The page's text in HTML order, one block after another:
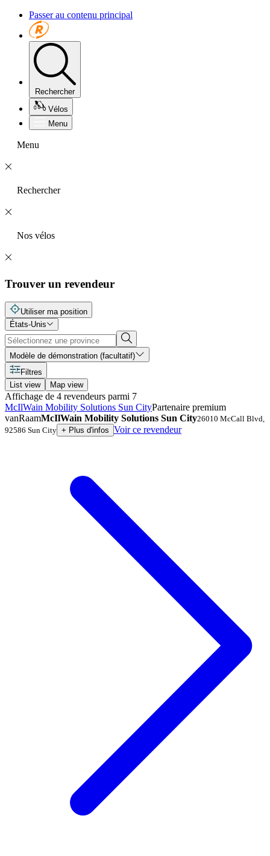
Passer au contenu principal
Rechercher
Vélos
Menu
Menu
Rechercher
Nos vélos
Trouver un revendeur
Utiliser ma position
États-Unis
Modèle de démonstration (facultatif)
Filtres
List view
Map view
Affichage de 4 revendeurs parmi 7
McIlWain Mobility Solutions Sun CityPartenaire premium
vanRaamMcIlWain Mobility Solutions Sun City26010 McCall Blvd,
92586 Sun City + Plus d'infos Voir ce revendeur